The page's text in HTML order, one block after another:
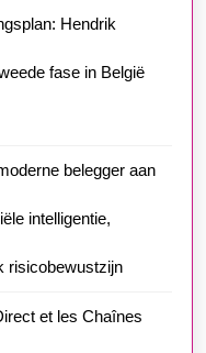
Hendrik
fase in België
belegger aan
intelligentie,
risicobewustzijn
et les Chaînes